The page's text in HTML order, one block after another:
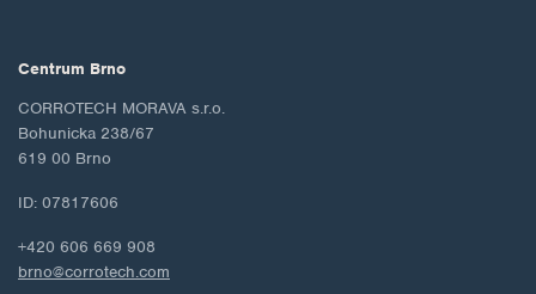
Centrum Brno
CORROTECH MORAVA s.r.o.
Bohunicka 238/67
619 00 Brno
ID: 07817606
+420 606 669 908
brno@corrotech.com